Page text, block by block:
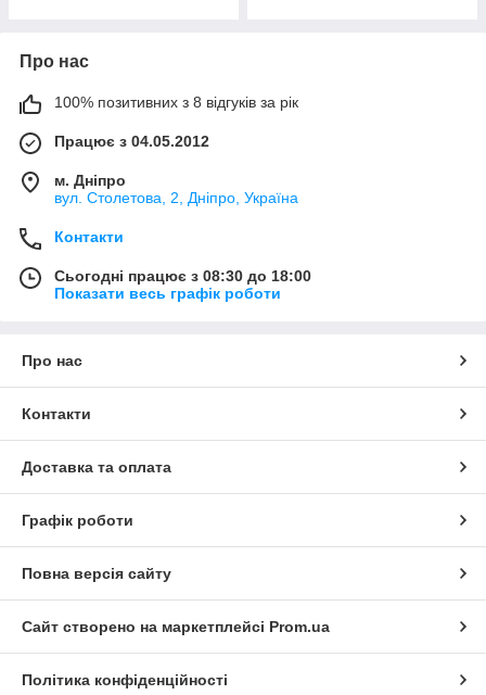
Про нас
100% позитивних з 8 відгуків за рік
Працює з 04.05.2012
м. Дніпро
вул. Столетова, 2, Дніпро, Україна
Контакти
Сьогодні працює з 08:30 до 18:00
Показати весь графік роботи
Про нас
Контакти
Доставка та оплата
Графік роботи
Повна версія сайту
Сайт створено на маркетплейсі Prom.ua
Політика конфіденційності